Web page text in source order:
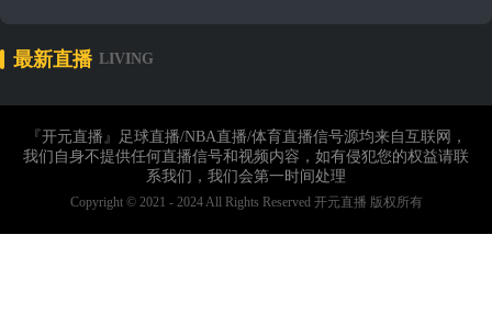
最新直播 LIVING
『开元直播』足球直播/NBA直播/体育直播信号源均来自互联网，
我们自身不提供任何直播信号和视频内容，如有侵犯您的权益请联
系我们，我们会第一时间处理
Copyright © 2021 - 2024 All Rights Reserved 开元直播 版权所有